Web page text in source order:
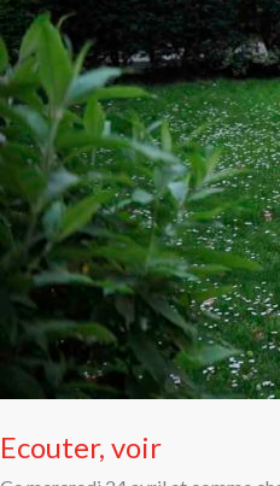
Ecouter, voir